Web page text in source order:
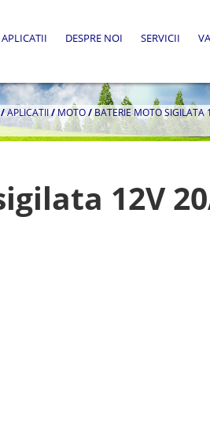
APLICATII DESPRE NOI SERVICII
/APLICATII/MOTO/BATERIE MOTO
12V